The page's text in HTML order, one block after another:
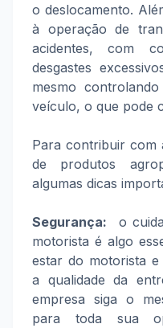
o deslocamento.
à operação de
acidentes, com
desgastes
mesmo
veículo, o que pode
Para contribuir com
de produtos
algumas dicas
Segurança: o
motorista é algo
estar do motorista
a qualidade da
empresa siga o
para toda sua